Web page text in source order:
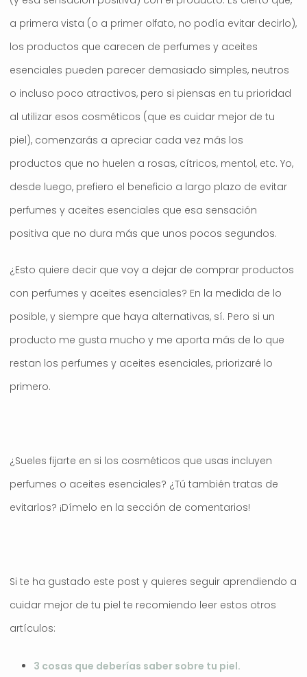
a primera vista (o a primer olfato, no podía evitar decirlo),
los productos que carecen de perfumes y aceites
esenciales pueden parecer demasiado simples, neutros
o incluso poco atractivos, pero si piensas en tu prioridad
al utilizar esos cosméticos (que es cuidar mejor de tu
piel), comenzarás a apreciar cada vez más los
productos que no huelen a rosas, cítricos, mentol, etc. Yo,
desde luego, prefiero el beneficio a largo plazo de evitar
perfumes y aceites esenciales que esa sensación
positiva que no dura más que unos pocos segundos.
¿Esto quiere decir que voy a dejar de comprar productos
con perfumes y aceites esenciales? En la medida de lo
posible, y siempre que haya alternativas, sí. Pero si un
producto me gusta mucho y me aporta más de lo que
restan los perfumes y aceites esenciales, priorizaré lo
primero.
¿Sueles fijarte en si los cosméticos que usas incluyen
perfumes o aceites esenciales? ¿Tú también tratas de
evitarlos? ¡Dímelo en la sección de comentarios!
Si te ha gustado este post y quieres seguir aprendiendo a
cuidar mejor de tu piel te recomiendo leer estos otros
artículos:
3 cosas que deberías saber sobre tu piel.